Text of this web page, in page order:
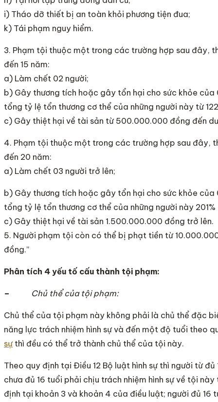
i) Tháo dỡ thiết bị an toàn khỏi phương tiện đua;
k) Tái phạm nguy hiểm.
3. Phạm tội thuộc một trong các trường hợp sau đây,
đến 15 năm:
a) Làm chết 02 người;
b) Gây thương tích hoặc gây tổn hại cho sức khỏe của
tổng tỷ lệ tổn thương cơ thể của những người này từ
c) Gây thiệt hại về tài sản từ 500.000.000 đồng đến
4. Phạm tội thuộc một trong các trường hợp sau đây,
đến 20 năm:
a) Làm chết 03 người trở lên;
b) Gây thương tích hoặc gây tổn hại cho sức khỏe của
tổng tỷ lệ tổn thương cơ thể của những người này 201%
c) Gây thiệt hại về tài sản 1.500.000.000 đồng trở lên.
5. Người phạm tội còn có thể bị phạt tiền từ
đồng.”
Phân tích 4 yếu tố cấu thành tội phạm:
– Chủ thể của tội phạm:
Chủ thể của tội phạm này không phải là chủ thể đặc
năng lực trách nhiệm hình sự và đến một độ tuổi theo
sựthì đều có thể trở thành chủ thể của tội này.
Theo quy định tại Điều 12 Bộ luật hình sự thì người từ đủ
chưa đủ 16 tuổi phải chịu trách nhiệm hình sự về tội
định tại khoản 3 và khoản 4 của điều luật; người đủ 16